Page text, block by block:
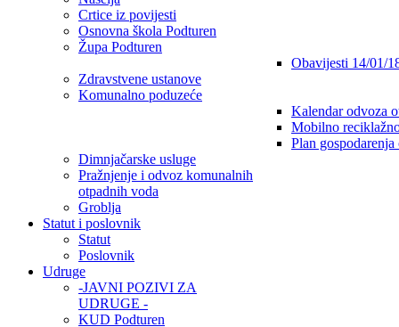
Crtice iz povijesti
Osnovna škola Podturen
Župa Podturen
Obavijesti 14/01/
Zdravstvene ustanove
Komunalno poduzeće
Kalendar odvoza
Mobilno
Plan gospodarenja
Dimnjačarske usluge
Pražnjenje i odvoz komunalnih
otpadnih voda
Groblja
Statut i poslovnik
Statut
Poslovnik
Udruge
-JAVNI POZIVI ZA
UDRUGE -
KUD Podturen